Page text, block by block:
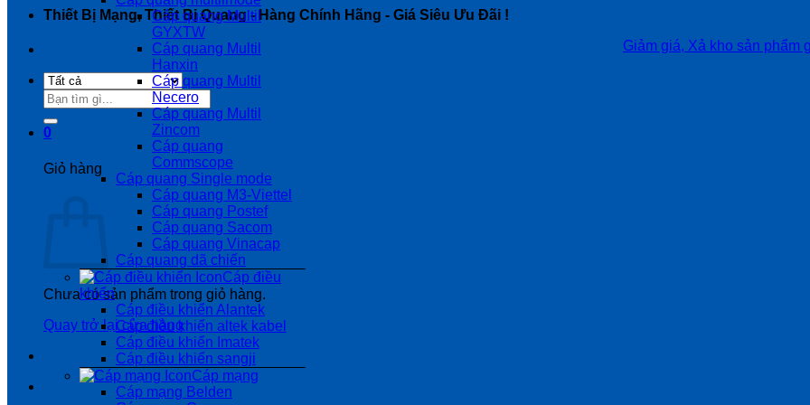
Thiết Bị Mạng, Thiết Bị Quang - Hàng Chính Hãng - Giá Siêu Ưu Đãi !
Giảm giá, Xả kho sản phẩm giá
Tìm
kiếm:
0
Giỏ hàng
Chưa có sản phẩm trong giỏ hàng.
Quay trở lại cửa hàng
Cáp quang Multil
GYXTW
Cáp quang Multil
Hanxin
Cáp quang Multil
Necero
Cáp quang Multil
Zincom
Cáp quang
Commscope
Cáp quang Single mode
Cáp quang M3-Viettel
Cáp quang Postef
Cáp quang Sacom
Cáp quang Vinacap
Cáp quang dã chiến
Cáp điều
khiển
Cáp điều khiển Alantek
Cáp điều khiển altek kabel
Cáp điều khiển Imatek
Cáp điều khiển sangji
Cáp mạng
Cáp mạng Belden